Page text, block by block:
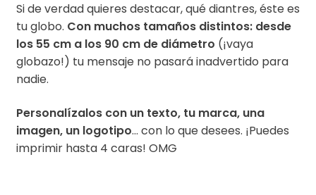
Si de verdad quieres destacar, qué diantres, éste es
tu globo. Con muchos tamaños distintos: desde
los 55 cm a los 90 cm de diámetro (¡vaya
globazo!) tu mensaje no pasará inadvertido para
nadie.
Personalízalos con un texto, tu marca, una
imagen, un logotipo… con lo que desees. ¡Puedes
imprimir hasta 4 caras! OMG